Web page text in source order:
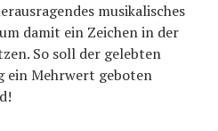
musikalisches
damit ein Zeichen in der
So soll der gelebten
ein Mehrwert geboten